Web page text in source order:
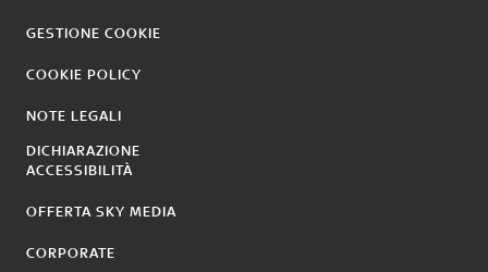
GESTIONE COOKIE
COOKIE POLICY
NOTE LEGALI
DICHIARAZIONE
ACCESSIBILITÀ
OFFERTA SKY MEDIA
CORPORATE